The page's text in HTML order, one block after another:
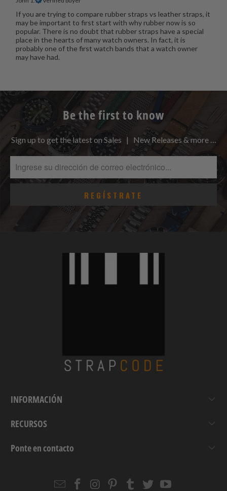
If you are trying to compare rubber straps vs leather straps, it
may be important to first start with why rubber now is so
popular. There is no doubt that rubber straps have a special
place in the hearts of many watch owners. In fact, it is
probably one of the first watch bands that a watch owner
may have had.
Be the first to know
Sign up to get the latest on Sales | New Releases & more …
INFORMACIÓN
RECURSOS
Ponte en contacto
EmailStrapcode
Strapcode
Strapcode
Strapcode
Strapcode